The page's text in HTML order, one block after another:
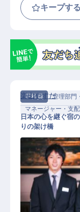
キープする
正社員
管理部門
マネージャー・支
楽山やすだ
日本の心を継ぐ宿
りの架け橋